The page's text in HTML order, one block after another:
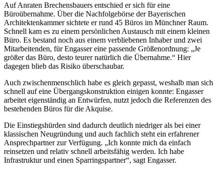
Auf Anraten Brechensbauers entschied er sich für eine
Büroübernahme. Über die Nachfolgebörse der Bayerischen
Architektenkammer sichtete er rund 45 Büros im Münchner Raum.
Schnell kam es zu einem persönlichen Austausch mit einem kleinen
Büro. Es bestand noch aus einem verbliebenen Inhaber und zwei
Mitarbeitenden, für Engasser eine passende Größenordnung: „Je
größer das Büro, desto teurer natürlich die Übernahme.“ Hier
dagegen blieb das Risiko überschaubar.
Auch zwischenmenschlich habe es gleich gepasst, weshalb man sich
schnell auf eine Übergangskonstruktion einigen konnte: Engasser
arbeitet eigenständig an Entwürfen, nutzt jedoch die Referenzen des
bestehenden Büros für die Akquise.
Die Einstiegshürden sind dadurch deutlich niedriger als bei einer
klassischen Neugründung und auch fachlich steht ein erfahrener
Ansprechpartner zur Verfügung. „Ich konnte mich da einfach
reinsetzen und relativ schnell arbeitsfähig werden. Ich habe
Infrastruktur und einen Sparringspartner“, sagt Engasser.